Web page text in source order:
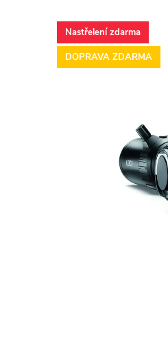
Nastřelení zdarma
DOPRAVA ZDARMA